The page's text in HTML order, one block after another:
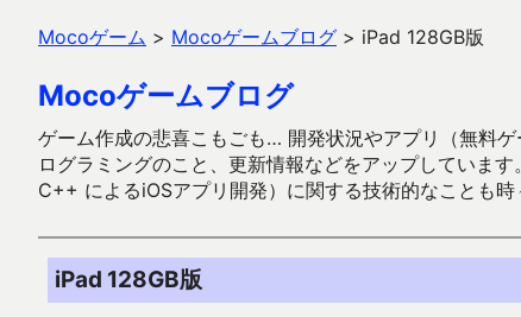
Mocoゲーム > Mocoゲームブログ > iPad 128GB版
Mocoゲームブログ
ゲーム作成の悲喜こもごも… 開発状況やアプリ（無料
ログラミングのこと、更新情報などをアップしていま
C++ によるiOSアプリ開発）に関する技術的なことも時
iPad 128GB版